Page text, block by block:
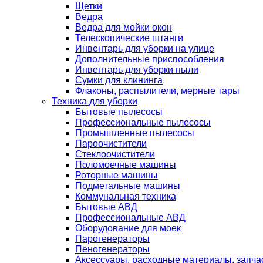
Щетки
Ведра
Ведра для мойки окон
Телескопические штанги
Инвентарь для уборки на улице
Дополнительные приспособления
Инвентарь для уборки пыли
Сумки для клининга
Флаконы, распылители, мерные тары
Техника для уборки
Бытовые пылесосы
Профессиональные пылесосы
Промышленные пылесосы
Пароочистители
Стеклоочистители
Поломоечные машины
Роторные машины
Подметальные машины
Коммунальная техника
Бытовые АВД
Профессиональные АВД
Оборудование для моек
Парогенераторы
Пеногенераторы
Аксессуары, расходные материалы,